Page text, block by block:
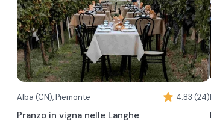
Alba (CN), Piemonte 4.83 (24)
Pranzo in vigna nelle Langhe